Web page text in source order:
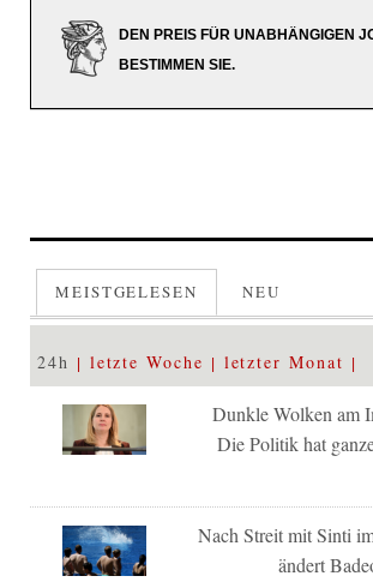
DEN PREIS FÜR UNABHÄNGIGEN
BESTIMMEN SIE.
MEISTGELESEN NEU
24h letzte Woche letzter Monat
Dunkle Wolken am
Die Politik hat
Nach Streit mit Sinti
ändert